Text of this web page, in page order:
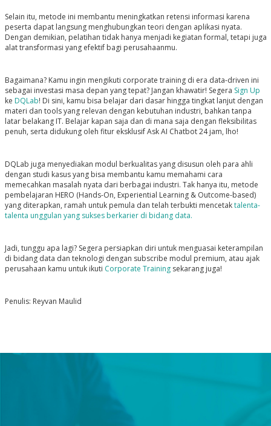
Selain itu, metode ini membantu meningkatkan retensi informasi karena
peserta dapat langsung menghubungkan teori dengan aplikasi nyata.
Dengan demikian, pelatihan tidak hanya menjadi kegiatan formal, tetapi juga
alat transformasi yang efektif bagi perusahaanmu.
Bagaimana? Kamu ingin mengikuti corporate training di era data-driven ini
sebagai investasi masa depan yang tepat? Jangan khawatir! Segera Sign Up
ke DQLab! Di sini, kamu bisa belajar dari dasar hingga tingkat lanjut dengan
materi dan tools yang relevan dengan kebutuhan industri, bahkan tanpa
latar belakang IT. Belajar kapan saja dan di mana saja dengan fleksibilitas
penuh, serta didukung oleh fitur eksklusif Ask AI Chatbot 24 jam, lho!
DQLab juga menyediakan modul berkualitas yang disusun oleh para ahli
dengan studi kasus yang bisa membantu kamu memahami cara
memecahkan masalah nyata dari berbagai industri. Tak hanya itu, metode
pembelajaran HERO (Hands-On, Experiential Learning & Outcome-based)
yang diterapkan, ramah untuk pemula dan telah terbukti mencetaktalenta-
talenta unggulan yang sukses berkarier di bidang data.
Jadi, tunggu apa lagi? Segera persiapkan diri untuk menguasai keterampilan
di bidang data dan teknologi dengan subscribe modul premium, atau ajak
perusahaan kamu untuk ikuti Corporate Trainingsekarang juga!
Penulis: Reyvan Maulid